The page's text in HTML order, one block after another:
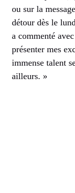
ou sur la
détour dès le
a commenté
présenter mes
immense talent
ailleurs. »